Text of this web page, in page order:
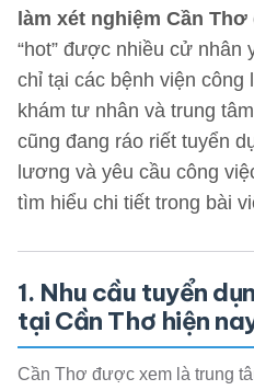
làm xét nghiệm Cần Thơ
“hot” được nhiều cử nhân
chỉ tại các bệnh viện công
khám tư nhân và trung
cũng đang ráo riết tuyển
lương và yêu cầu công
tìm hiểu chi tiết trong bài
1. Nhu cầu tuyển
tại Cần Thơ hiện
Cần Thơ được xem là trung